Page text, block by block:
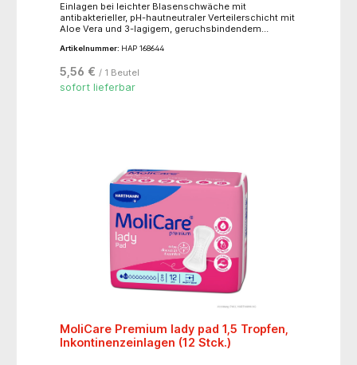
Einlagen bei leichter Blasenschwäche mit
antibakterieller, pH-hautneutraler Verteilerschicht mit
Aloe Vera und 3-lagigem, geruchsbindendem
flüssigkeitsverteilender Schicht und
Artikelnummer: HAP 168644
5,56 € / 1 Beutel
sofort lieferbar
MoliCare Premium lady pad 1,5 Tropfen,
Inkontinenzeinlagen (12 Stck.)